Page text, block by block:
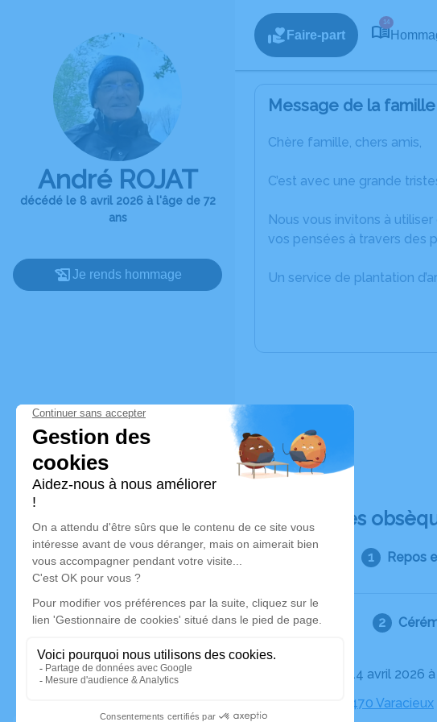
André ROJAT
décédé le 8 avril 2026 à l'âge de 72
ans
Je rends hommage
Faire-part
14
Message de la famille
Chère famille, chers amis,
C’est avec une grande
Nous vous invitons à
vos pensées à travers des
Un service de plantation
Déroulé des
Repos
Le mardi 14 avril 2026
Église, 38470 Varacieux